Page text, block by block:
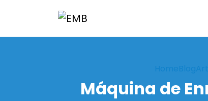
Home Blog
Máquina de